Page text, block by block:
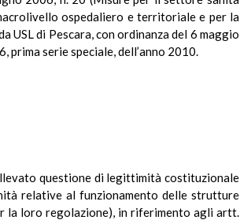
ospedaliero e territoriale e per la
USL di Pescara, con ordinanza del 6 maggio
prima serie speciale, dell’anno 2010.
questione di legittimità costituzionale
relative al funzionamento delle strutture
la loro regolazione), in riferimento agli artt.